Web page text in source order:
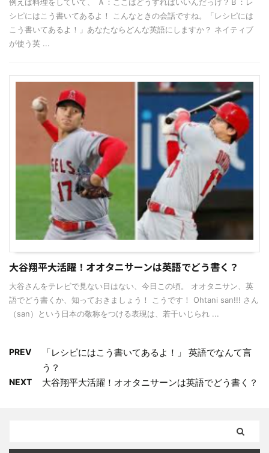
シピにはこう書いてあるよ！ こんなときの会話ですね。「レシピには
こう書いてあるよ！」あなたならどんな英語にしますか？ ネイティブ
が使う英 ...
大谷翔平大活躍！オオタニサーンは英語でどう書く？
大谷さんをテレビで見ない日はない、今日この頃。 オオタニサン、英
語でどう書くか、知っておきましょう！ こうです！ Ohtani san!!! さん
（san）という日本の敬称をつける表現は、若干いじられ ...
PREV
「レシピにはこう書いてあるよ！」 英語でなんて言
う？
NEXT 大谷翔平大活躍！オオタニサーンは英語でどう書く？